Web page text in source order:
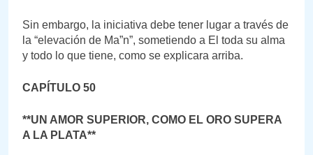
Sin embargo, la iniciativa debe tener lugar a través de
la “elevación de Ma”n”, sometiendo a El toda su alma
y todo lo que tiene, como se explicara arriba.
CAPÍTULO 50
**UN AMOR SUPERIOR, COMO EL ORO SUPERA
A LA PLATA**